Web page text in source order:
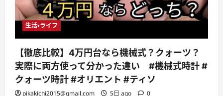
生活・ライフ
【徹底比較】4万円台なら機械式？クォーツ？
実際に両方使って分かった違い #機械式時計 #
クォーツ時計 #オリエント #ティソ
pikakichi2015@gmail.com 5日 ago 0